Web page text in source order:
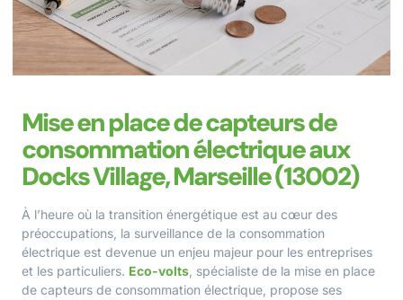
Mise en place de capteurs de
consommation électrique aux
Docks Village, Marseille (13002)
À l’heure où la transition énergétique est au cœur des
préoccupations, la surveillance de la consommation
électrique est devenue un enjeu majeur pour les entreprises
et les particuliers. Eco-volts , spécialiste de la mise en place
de capteurs de consommation électrique, propose ses